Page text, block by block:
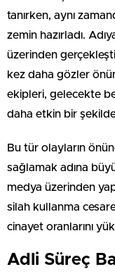
tanırken, aynı
zemin hazırladı.
üzerinden
kez daha gözler
ekipleri, gelecekte
daha etkin bir şekilde
Bu tür olayların
sağlamak adına
medya üzerinden
silah kullanma
cinayet oranlarını
Adli Süreç